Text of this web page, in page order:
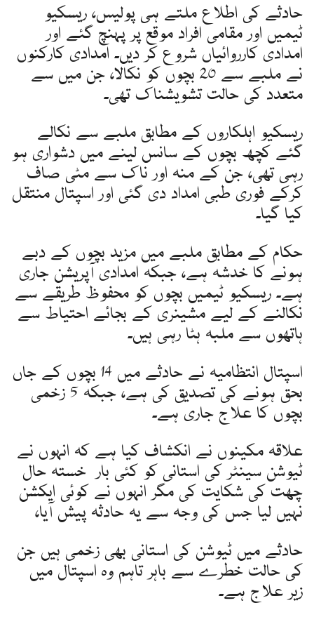
حادثے کی اطلاع ملتے ہی پولیس، ریسکیو
ٹیمیں اور مقامی افراد موقع پر پہنچ گئے اور
امدادی کارروائیاں شروع کر دیں۔ امدادی کارکنوں
نے ملبے سے 20 بچوں کو نکالا، جن میں سے
متعدد کی حالت تشویشناک تھی۔
ریسکیو اہلکاروں کے مطابق ملبے سے نکالے
گئے کچھ بچوں کے سانس لینے میں دشواری ہو
رہی تھی، جن کے منہ اور ناک سے مٹی صاف
کرکے فوری طبی امداد دی گئی اور اسپتال منتقل
کیا گیا۔
حکام کے مطابق ملبے میں مزید بچوں کے دبے
ہونے کا خدشہ ہے، جبکہ امدادی آپریشن جاری
ہے۔ ریسکیو ٹیمیں بچوں کو محفوظ طریقے سے
نکالنے کے لیے مشینری کے بجائے احتیاط سے
ہاتھوں سے ملبہ ہٹا رہی ہیں۔
اسپتال انتظامیہ نے حادثے میں 14 بچوں کے جاں
بحق ہونے کی تصدیق کی ہے، جبکہ 5 زخمی
بچوں کا علاج جاری ہے۔
علاقہ مکینوں نے انکشاف کیا ہے کہ انہوں نے
ٹیوشن سینٹر کی استانی کو کئی بار خستہ حال
چھت کی شکایت کی مگر انہوں نے کوئی ایکشن
نہیں لیا جس کی وجہ سے یہ حادثہ پیش آیا،
حادثے میں ٹیوشن کی استانی بھی زخمی ہیں جن
کی حالت خطرے سے باہر تاہم وہ اسپتال میں
زیر علاج ہے۔